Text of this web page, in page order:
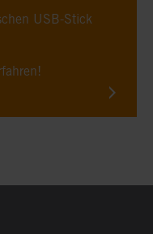
USB-Stick